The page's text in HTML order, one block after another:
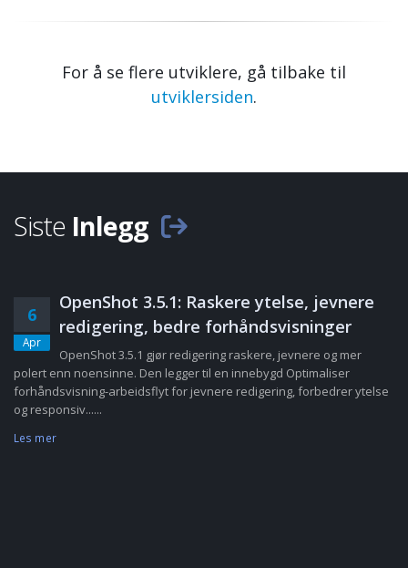
For å se flere utviklere, gå tilbake til
utviklersiden.
Siste Inlegg
6
Apr
OpenShot 3.5.1: Raskere ytelse, jevnere
redigering, bedre forhåndsvisninger
OpenShot 3.5.1 gjør redigering raskere, jevnere og mer
polert enn noensinne. Den legger til en innebygd Optimaliser
forhåndsvisning-arbeidsflyt for jevnere redigering, forbedrer ytelse
og responsiv......
Les mer